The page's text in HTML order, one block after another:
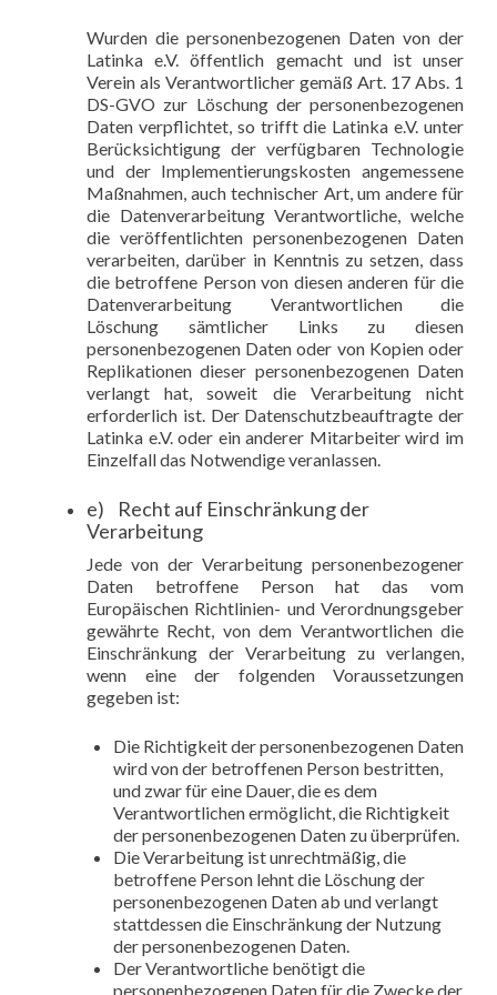
Wurden die personenbezogenen Daten von der
Latinka e.V. öffentlich gemacht und ist unser
Verein als Verantwortlicher gemäß Art. 17 Abs. 1
DS-GVO zur Löschung der personenbezogenen
Daten verpflichtet, so trifft die Latinka e.V. unter
Berücksichtigung der verfügbaren Technologie
und der Implementierungskosten angemessene
Maßnahmen, auch technischer Art, um andere für
die Datenverarbeitung Verantwortliche, welche
die veröffentlichten personenbezogenen Daten
verarbeiten, darüber in Kenntnis zu setzen, dass
die betroffene Person von diesen anderen für die
Datenverarbeitung Verantwortlichen die
Löschung sämtlicher Links zu diesen
personenbezogenen Daten oder von Kopien oder
Replikationen dieser personenbezogenen Daten
verlangt hat, soweit die Verarbeitung nicht
erforderlich ist. Der Datenschutzbeauftragte der
Latinka e.V. oder ein anderer Mitarbeiter wird im
Einzelfall das Notwendige veranlassen.
e) Recht auf Einschränkung der
Verarbeitung
Jede von der Verarbeitung personenbezogener
Daten betroffene Person hat das vom
Europäischen Richtlinien- und Verordnungsgeber
gewährte Recht, von dem Verantwortlichen die
Einschränkung der Verarbeitung zu verlangen,
wenn eine der folgenden Voraussetzungen
gegeben ist:
Die Richtigkeit der personenbezogenen Daten
wird von der betroffenen Person bestritten,
und zwar für eine Dauer, die es dem
Verantwortlichen ermöglicht, die Richtigkeit
der personenbezogenen Daten zu überprüfen.
Die Verarbeitung ist unrechtmäßig, die
betroffene Person lehnt die Löschung der
personenbezogenen Daten ab und verlangt
stattdessen die Einschränkung der Nutzung
der personenbezogenen Daten.
Der Verantwortliche benötigt die
personenbezogenen Daten für die Zwecke der